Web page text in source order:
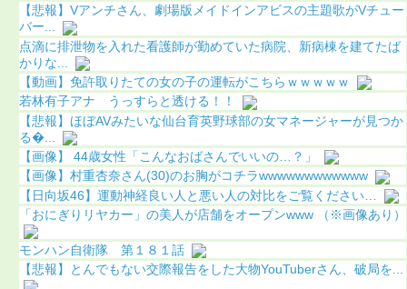
【悲報】Vアンチさん、劇場版メイドインアビスの主題歌がVチュー
バー...
点滴に排泄物を入れた看護師が勤めていた病院、新病棟を建てたば
かりな...
【動画】免許取りたての女の子の運転がこちらｗｗｗｗｗ
若林有子アナ うっすらと透ける！！
【悲報】ほぼAVみたいな仙台育英野球部の女マネージャーが見つか
る...
【画像】 44歳女性「こんなおばさんでいいの…？」
【画像】村重杏奈さん(30)のお胸がコチラwwwwwwwwwwww
【日向坂46】運動神経良い人と悪い人の対比をご覧ください…
「おにぎりリヤカー」の美人が店舗をオープンwww （※画像あり）
モンハン自衛隊 第１８１話
【悲報】とんでもない交際報告をした大物YouTuberさん、破局を...